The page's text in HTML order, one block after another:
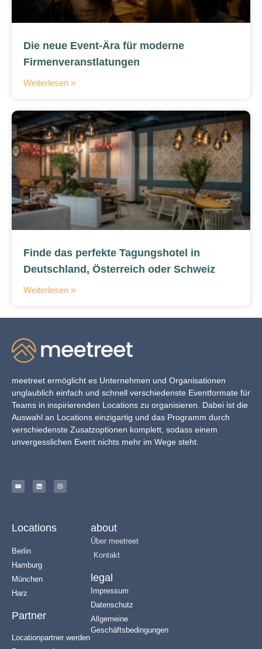
Die neue Event-Ära für moderne
Firmenveranstlatungen
Weiterlesen »
Finde das perfekte Tagungshotel in
Deutschland, Österreich oder Schweiz
Weiterlesen »
meetreet ermöglicht es Unternehmen und Organisationen
unglaublich einfach und schnell verschiedenste Eventformate für
Teams in inspirierenden Locations zu organisieren. Dabei ist die
Auswahl an Locations einzigartig und das Programm durch
verschiedenste Zusatzoptionen komplett, sodass einem
unvergesslichen Event nichts mehr im Wege steht.
Locations
Berlin
Hamburg
München
Harz
Partner
Locationpartner werden
about
Über meetreet
Kontakt
legal
Impressum
Datenschutz
Allgemeine
Geschäftsbedingungen